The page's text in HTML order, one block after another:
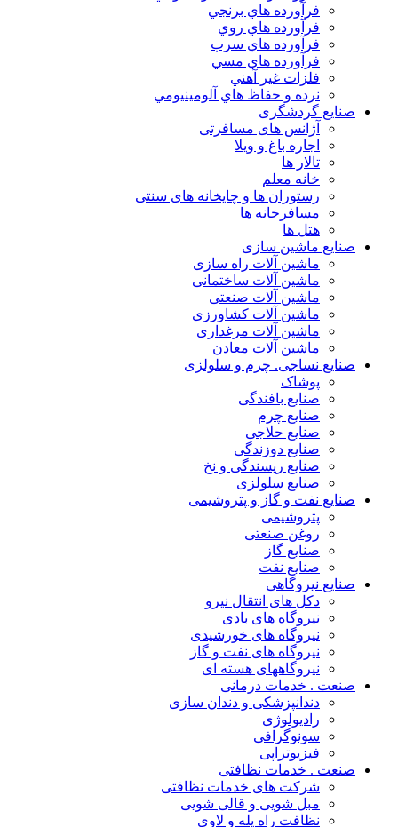
فرآورده هاي برنجي
فرآورده هاي روي
فرآورده هاي سرب
فرآورده هاي مسي
فلزات غير آهني
نرده و حفاظ هاي آلومينيومي
صنایع گردشگری
آژانس های مسافرتی
اجاره باغ و ویلا
تالار ها
خانه معلم
رستوران ها و چایخانه های سنتی
مسافرخانه ها
هتل ها
صنایع ماشین سازی
ماشین آلات راه سازی
ماشین آلات ساختمانی
ماشین آلات صنعتی
ماشین آلات کشاورزی
ماشین آلات مرغداری
ماشین آلات معادن
صنایع نساجی. چرم و سلولزی
پوشاک
صنایع بافندگی
صنایع چرم
صنایع حلاجی
صنایع دوزندگی
صنایع ریسندگی و نخ
صنایع سلولزی
صنایع نفت و گاز و پتروشیمی
پتروشیمی
روغن صنعتی
صنایع گاز
صنایع نفت
صنایع نیروگاهی
دکل های انتقال نیرو
نیروگاه های بادی
نیروگاه های خورشیدی
نیروگاه های نفت و گاز
نیروگاههای هسته ای
صنعت . خدمات درمانی
دندانپزشکی و دندان سازی
رادیولوژی
سونوگرافی
فیزیوتراپی
صنعت . خدمات نظافتی
شرکت های خدمات نظافتی
مبل شویی و قالی شویی
نظافت راه پله و لاوی